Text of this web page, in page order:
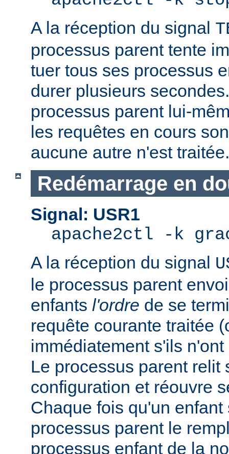
A la réception du signal
processus parent tente
tuer tous ses processus
durer plusieurs
processus parent lui-
les requêtes en cours
aucune autre n'est traitée.
Redémarrage en
Signal: USR1
apache2ctl -k
A la réception du signal
le processus parent
enfants l'ordre de se
requête courante traitée
immédiatement s'ils
Le processus parent relit
configuration et réouvre
Chaque fois qu'un enfant
processus parent le
processus enfant de la